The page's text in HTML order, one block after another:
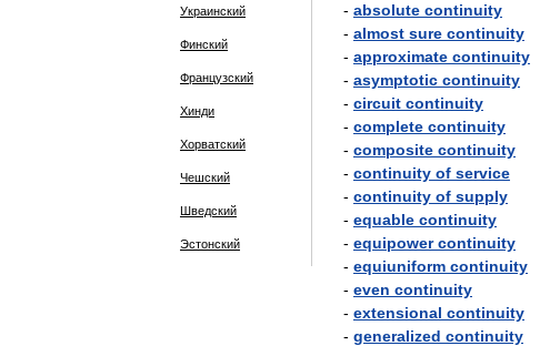
Украинский
Финский
Французский
Хинди
Хорватский
Чешский
Шведский
Эстонский
- absolute continuity
- almost sure continuity
- approximate continuity
- asymptotic continuity
- circuit continuity
- complete continuity
- composite continuity
- continuity of service
- continuity of supply
- equable continuity
- equipower continuity
- equiuniform continuity
- even continuity
- extensional continuity
- generalized continuity